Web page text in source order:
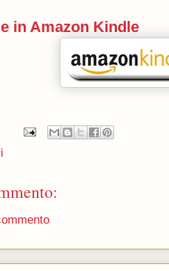
in Amazon Kindle